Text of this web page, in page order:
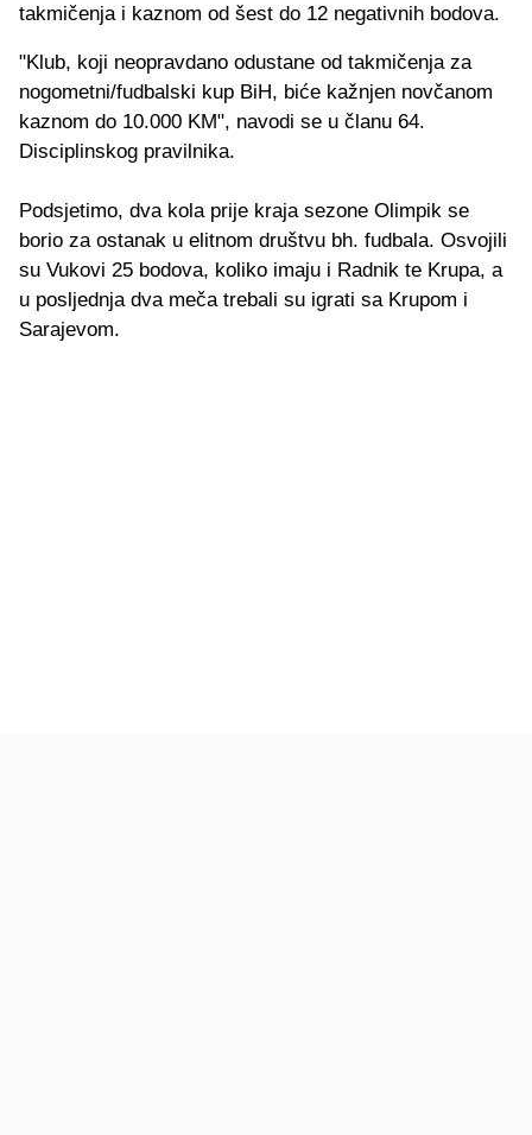
takmičenja i kaznom od šest do 12 negativnih bodova.
"Klub, koji neopravdano odustane od takmičenja za
nogometni/fudbalski kup BiH, biće kažnjen novčanom
kaznom do 10.000 KM", navodi se u članu 64.
Disciplinskog pravilnika.
Podsjetimo, dva kola prije kraja sezone Olimpik se
borio za ostanak u elitnom društvu bh. fudbala. Osvojili
su Vukovi 25 bodova, koliko imaju i Radnik te Krupa, a
u posljednja dva meča trebali su igrati sa Krupom i
Sarajevom.